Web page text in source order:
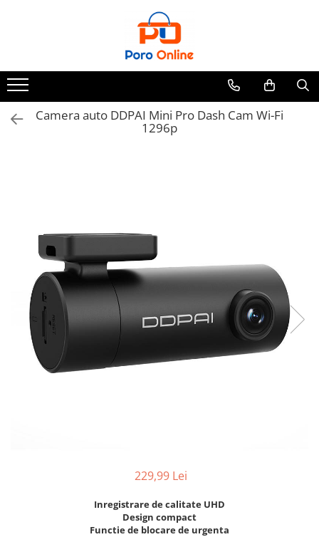
Al Absar
Parfum
Clone
Parfum tip fiola
Camera auto DDPAI Mini Pro Dash Cam Wi-Fi
1296p
229,99 Lei
Inregistrare de calitate UHD
Design compact
Functie de blocare de urgenta